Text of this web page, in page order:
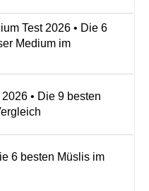
Test 2026 • Die 6
Medium im
• Die 9 besten
6 besten Müslis im